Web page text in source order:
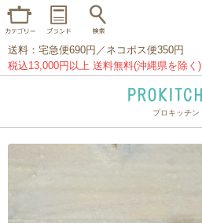
プロキッチンオリジナル
送料：宅急便690円／ネコポス便350円
税込13,000円以上 送料無料(沖縄県を除く)
プロキッチン